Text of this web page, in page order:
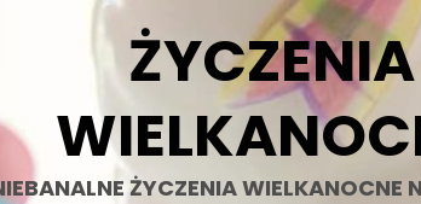
ŻYCZENIA
ŻYCZENIA WIELKANOCNE